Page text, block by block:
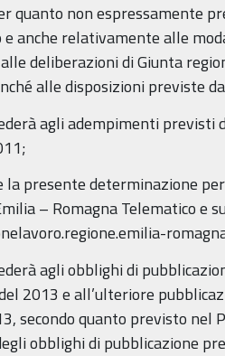
quanto non espressamente
anche relativamente alle
deliberazioni di Giunta
alle disposizioni previste
agli adempimenti previsti
la presente determinazione
– Romagna Telematico e
agli obblighi di
2013 e all’ulteriore
secondo quanto previsto nel
obblighi di pubblicazione